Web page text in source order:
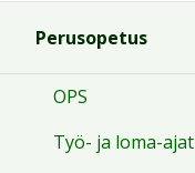
Perusopetus
OPS
Työ- ja loma-ajat